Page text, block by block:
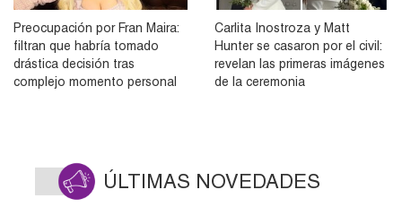
Preocupación por Fran Maira:
filtran que habría tomado
drástica decisión tras
complejo momento personal
Carlita Inostroza y Matt
Hunter se casaron por el civil:
revelan las primeras imágenes
de la ceremonia
ÚLTIMAS NOVEDADES